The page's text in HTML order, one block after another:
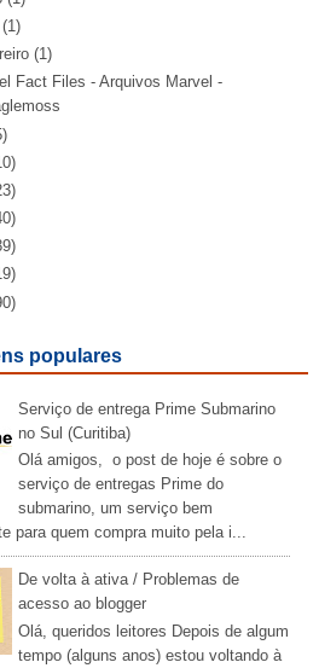
(1)
(1)
Fact Files - Arquivos Marvel -
populares
Serviço de entrega Prime Submarino
no Sul (Curitiba)
Olá amigos, o post de hoje é sobre o
serviço de entregas Prime do
submarino, um serviço bem
para quem compra muito pela i...
De volta à ativa / Problemas de
acesso ao blogger
Olá, queridos leitores Depois de algum
tempo (alguns anos) estou voltando à